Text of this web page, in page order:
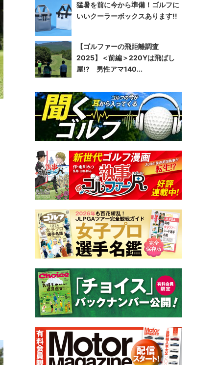
猛暑を前に今から準備！ゴルフに
いいクーラーボックスあります!!
【ゴルファーの飛距離調査
2025】＜前編＞220Yは飛ばし
屋!? 男性アマ140...